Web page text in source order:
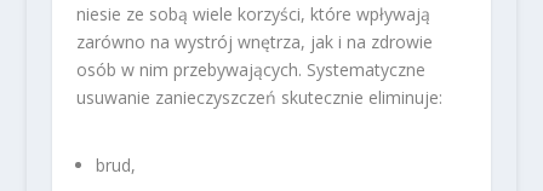
niesie ze sobą wiele korzyści, które wpływają
zarówno na wystrój wnętrza, jak i na zdrowie
osób w nim przebywających. Systematyczne
usuwanie zanieczyszczeń skutecznie eliminuje:
brud,